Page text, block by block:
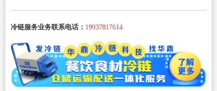
冷链服务业务联系电话： 19937817614